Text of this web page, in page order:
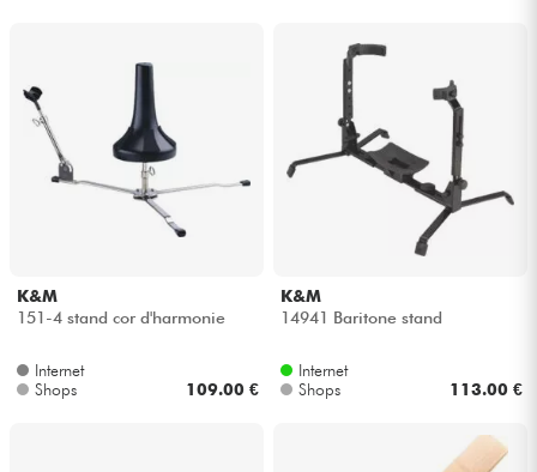
Bundle
Sehen Sie sich unsere Marken an
K&M
151-4 stand cor d'harmonie
Internet
Shops
109.00 €
K&M
14941 Baritone stand
Internet
Shops
113.00 €